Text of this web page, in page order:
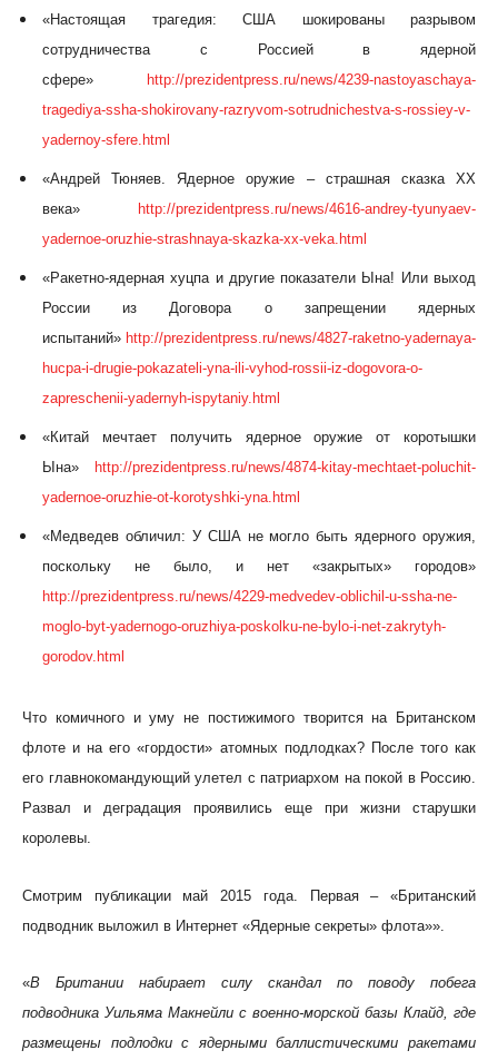
«Настоящая трагедия: США шокированы разрывом
сотрудничества с Россией в ядерной
сфере» http://prezidentpress.ru/news/4239-nastoyaschaya-
tragediya-ssha-shokirovany-razryvom-sotrudnichestva-s-rossiey-v-
yadernoy-sfere.html
«Андрей Тюняев. Ядерное оружие – страшная сказка XX
века» http://prezidentpress.ru/news/4616-andrey-tyunyaev-
yadernoe-oruzhie-strashnaya-skazka-xx-veka.html
«Ракетно-ядерная хуцпа и другие показатели Ына! Или выход
России из Договора о запрещении ядерных
испытаний» http://prezidentpress.ru/news/4827-raketno-yadernaya-
hucpa-i-drugie-pokazateli-yna-ili-vyhod-rossii-iz-dogovora-o-
zapreschenii-yadernyh-ispytaniy.html
«Китай мечтает получить ядерное оружие от коротышки
Ына» http://prezidentpress.ru/news/4874-kitay-mechtaet-poluchit-
yadernoe-oruzhie-ot-korotyshki-yna.html
«Медведев обличил: У США не могло быть ядерного оружия,
поскольку не было, и нет «закрытых» городов»
http://prezidentpress.ru/news/4229-medvedev-oblichil-u-ssha-ne-
moglo-byt-yadernogo-oruzhiya-poskolku-ne-bylo-i-net-zakrytyh-
gorodov.html
Что комичного и уму не постижимого творится на Британском
флоте и на его «гордости» атомных подлодках? После того как
его главнокомандующий улетел с патриархом на покой в Россию.
Развал и деградация проявились еще при жизни старушки
королевы.
Смотрим публикации май 2015 года. Первая – «Британский
подводник выложил в Интернет «Ядерные секреты» флота»».
«В Британии набирает силу скандал по поводу побега
подводника Уильяма Макнейли с военно-морской базы Клайд, где
размещены подлодки с ядерными баллистическими ракетами